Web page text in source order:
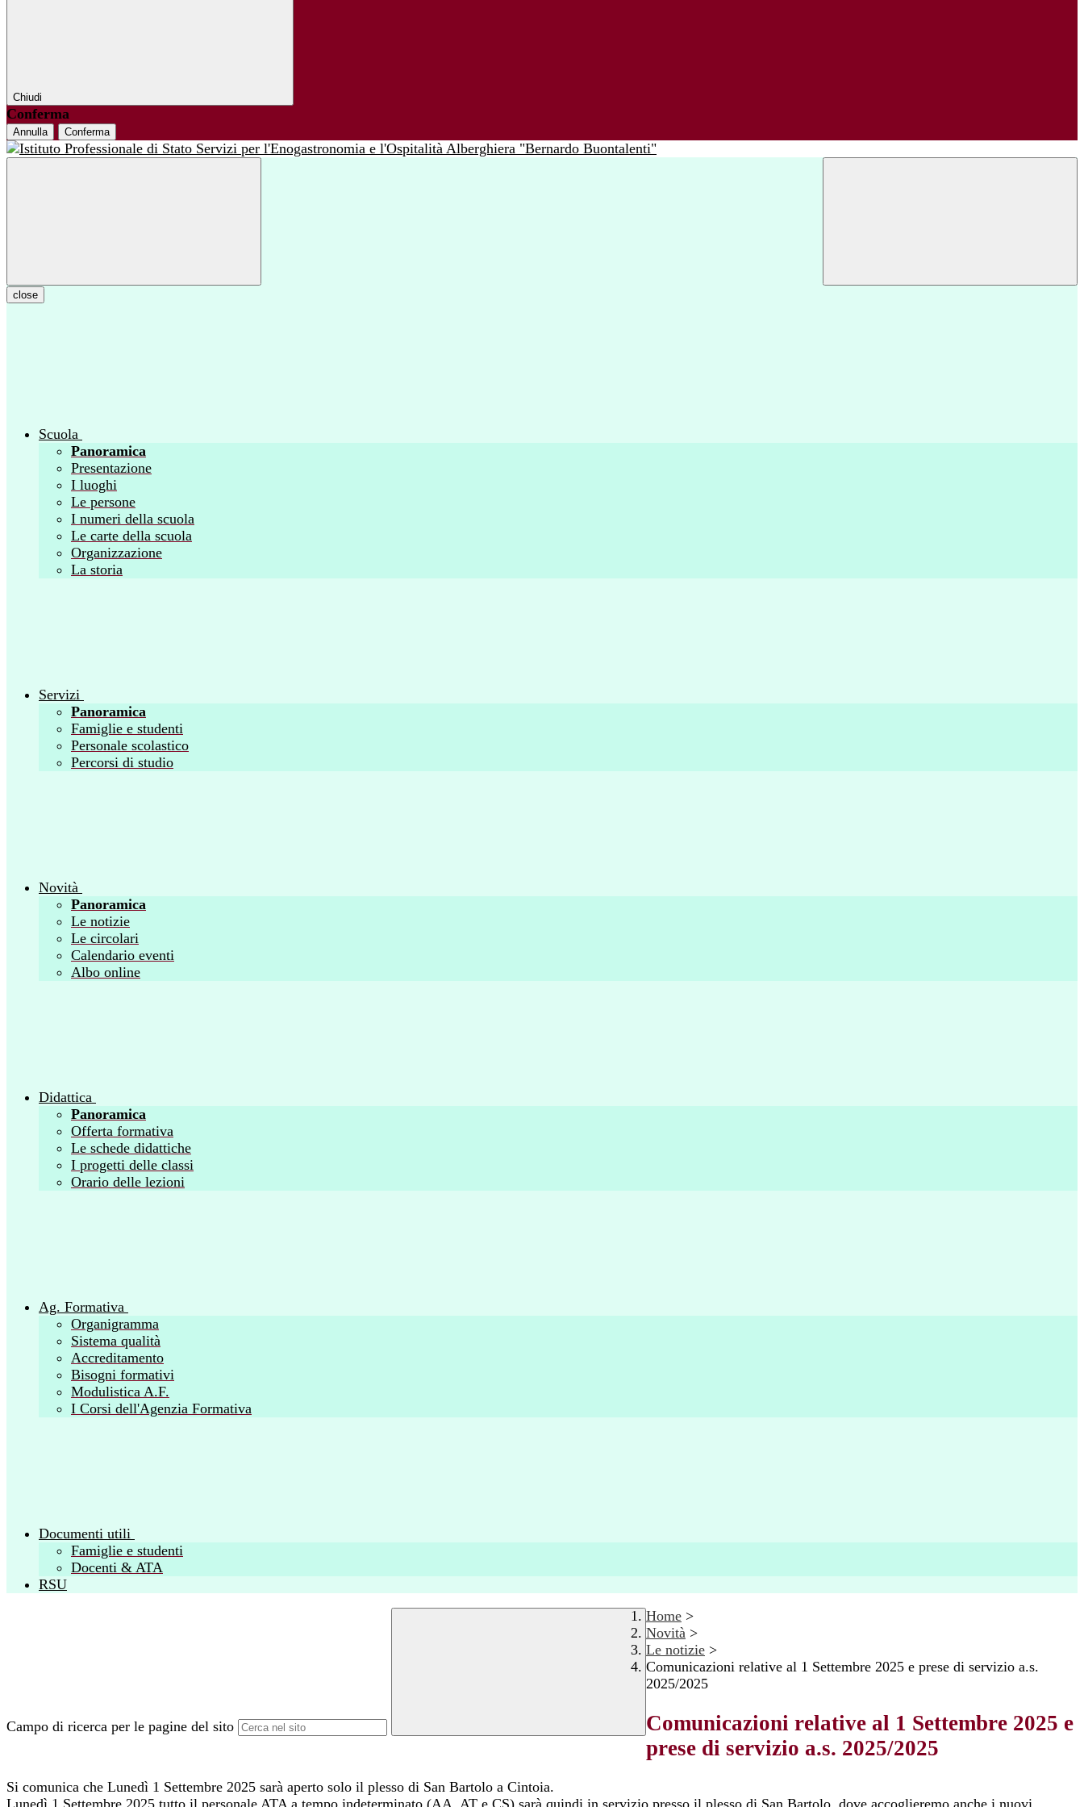
Chiudi
Conferma
Annulla Conferma
close
Scuola
Panoramica
Presentazione
I luoghi
Le persone
I numeri della scuola
Le carte della scuola
Organizzazione
La storia
Servizi
Panoramica
Famiglie e studenti
Personale scolastico
Percorsi di studio
Novità
Panoramica
Le notizie
Le circolari
Calendario eventi
Albo online
Didattica
Panoramica
Offerta formativa
Le schede didattiche
I progetti delle classi
Orario delle lezioni
Ag. Formativa
Organigramma
Sistema qualità
Accreditamento
Bisogni formativi
Modulistica A.F.
I Corsi dell'Agenzia Formativa
Documenti utili
Famiglie e studenti
Docenti & ATA
RSU
Campo di ricerca per le pagine del sito
Home >
Novità >
Le notizie >
Comunicazioni relative al 1 Settembre 2025 e prese di servizio a.s.
2025/2025
Comunicazioni relative al 1 Settembre 2025 e
prese di servizio a.s. 2025/2025
Si comunica che Lunedì 1 Settembre 2025 sarà aperto solo il plesso di San Bartolo a Cintoia.